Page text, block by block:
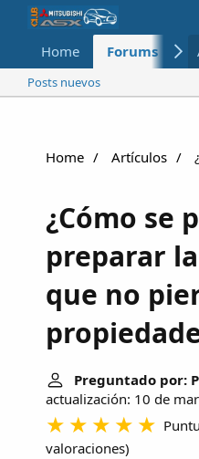
Home Forums
Posts nuevos
Home Artículos
¿Cómo se
preparar
que no
Preguntado por:
actualización: 10 de
valoraciones)